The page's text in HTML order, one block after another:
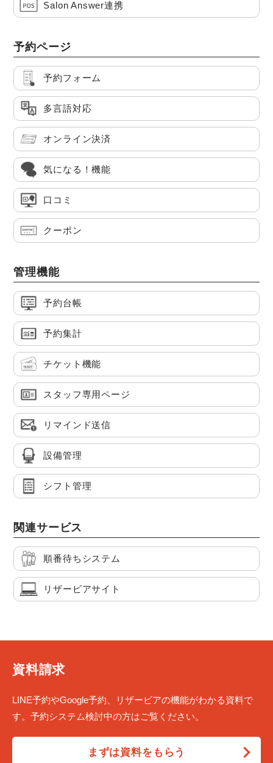
Salon Answer連携
予約ページ
予約フォーム
多言語対応
オンライン決済
気になる！機能
口コミ
クーポン
管理機能
予約台帳
予約集計
チケット機能
スタッフ専用ページ
リマインド送信
設備管理
シフト管理
関連サービス
順番待ちシステム
リザービアサイト
資料請求
LINE予約やGoogle予約、リザービアの機能がわかる資料で
す。予約システム検討中の方はご覧ください。
まずは資料をもらう